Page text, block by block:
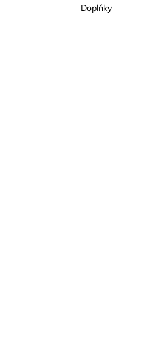
Doplňky